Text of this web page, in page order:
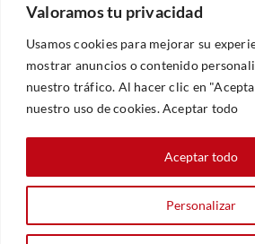
Valoramos tu privacidad
Usamos cookies para mejorar su
mostrar anuncios o contenido
nuestro tráfico. Al hacer clic en
nuestro uso de cookies. Aceptar todo
Personalizar
Aceptar todo
FORMACIÓN Y RECURSOS
NOTICIAS
Política De Privacidad|
Sarhe Consultoría